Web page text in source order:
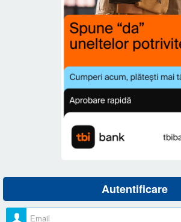
Autentificare
Nume utilizator